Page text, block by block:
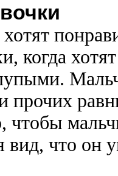
когда
пpочих
чтобы
вид, что он